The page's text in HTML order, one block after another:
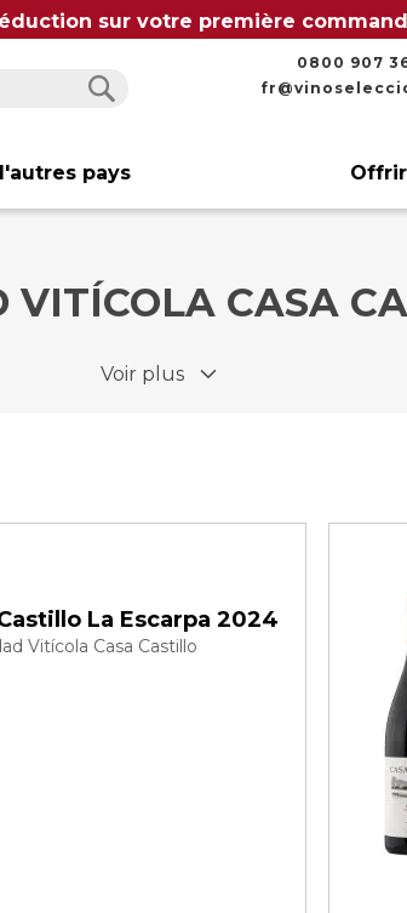
sur votre première
0800 907
pays
VITÍCOLA CASA
Voir plus
La Escarpa 2024
Vitícola Casa Castillo